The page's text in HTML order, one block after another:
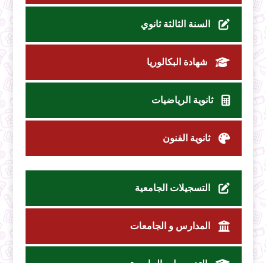
السنة الثالثة ثانوي
شهادة البكالوريا
ثانوية الرياضيات
ثانوية الفنون
التسجيلات الجامعية
المدارس و الجامعات